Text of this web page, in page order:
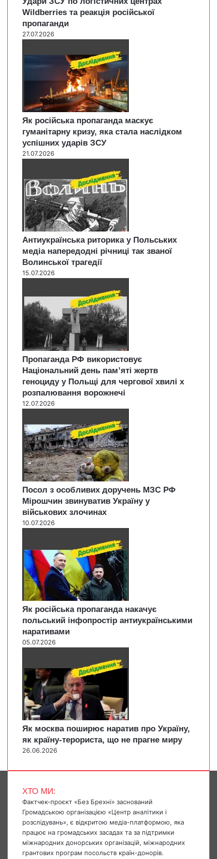
Wildberries та реакція російської
пропаганди
27.07.2026
Як російська пропаганда маскує
гуманітарну кризу, яка стала наслідком
успішних ударів ЗСУ
21.07.2026
Антиукраїнська риторика у Польських
медіа напередодні річниці так званої
Волинської трагедії
15.07.2026
Пропаганда РФ використовує
Національний день пам’яті жертв
геноциду у Польщі для чергової хвилі х
розпалювання ворожнечі
12.07.2026
Посол з особливих доручень МЗС РФ
Мірошчин звинуватив Україну у
військових злочинах
10.07.2026
Як російська пропаганда накачує
польський інфопростір антиукраїнськими
наративами
05.07.2026
Як москва поширює наратив про Україну,
як країну-терориста, що не прагне миру
26.06.2026
ХТО МИ:
Фактчек-проєкт «Без Брехні» заснований
Громадською організацією «Центр аналітики і
розслідувань», є відкритою медіа-платформою, яка
працює на громадських засадах та за підтримки
міжнародних донорських організацій, міжнародних
грантових програм посольств країн-донорів.